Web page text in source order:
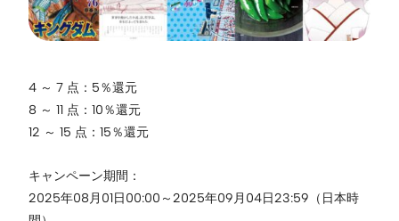
4 ～ 7 点：5％還元
8 ～ 11 点：10％還元
12 ～ 15 点：15％還元
キャンペーン期間：
2025年08月01日00:00～2025年09月04日23:59（日本時